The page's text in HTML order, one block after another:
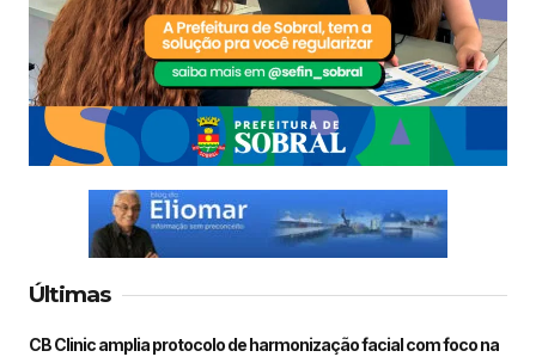
Últimas
CB Clinic amplia protocolo de harmonização facial com foco na